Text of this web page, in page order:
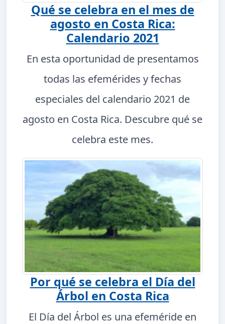
Qué se celebra en el mes de
agosto en Costa Rica:
Calendario 2021
En esta oportunidad de presentamos
todas las efemérides y fechas
especiales del calendario 2021 de
agosto en Costa Rica. Descubre qué se
celebra este mes.
Por qué se celebra el Día del
Árbol en Costa Rica
El Día del Árbol es una efeméride en